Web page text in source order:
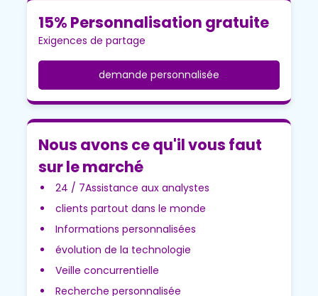
15% Personnalisation gratuite
Exigences de partage
demande personnalisée
Nous avons ce qu'il vous faut
sur le marché
24 / 7Assistance aux analystes
clients partout dans le monde
Informations personnalisées
évolution de la technologie
Veille concurrentielle
Recherche personnalisée